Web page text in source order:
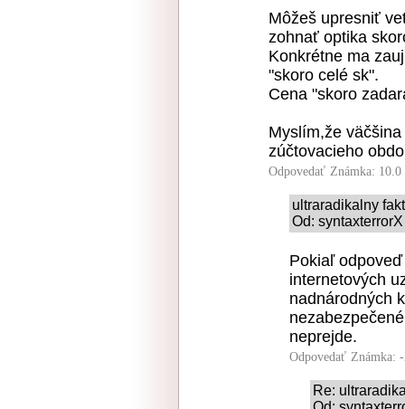
Môžeš upresniť
zohnať optika
Konkrétne ma
"skoro celé sk".
Cena "skoro
Myslím,že
zúčtovacieho
Odpovedať Známka: 10.0
ultraradikalny
Od:
Pokiaľ
internetových
nadnárodných
neprejde.
Odpovedať Známka:
Re: